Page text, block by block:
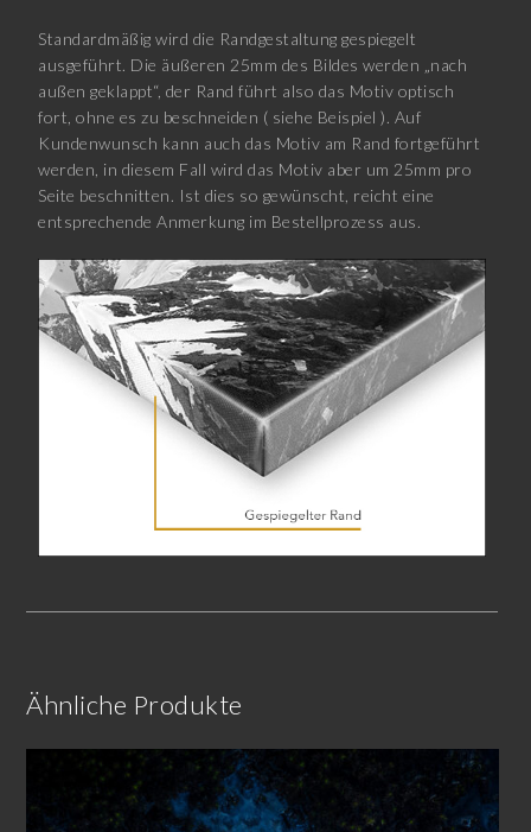
Standardmäßig wird die Randgestaltung gespiegelt
ausgeführt. Die äußeren 25mm des Bildes werden „nach
außen geklappt“, der Rand führt also das Motiv optisch
fort, ohne es zu beschneiden ( siehe Beispiel ). Auf
Kundenwunsch kann auch das Motiv am Rand fortgeführt
werden, in diesem Fall wird das Motiv aber um 25mm pro
Seite beschnitten. Ist dies so gewünscht, reicht eine
entsprechende Anmerkung im Bestellprozess aus.
Ähnliche Produkte